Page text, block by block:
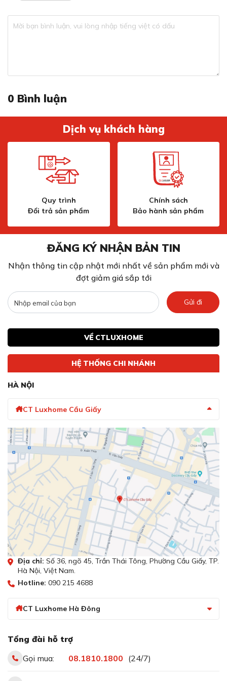
luôn sắc bén và an toàn trong quá trình nấu ăn.
0 Bình luận
Dịch vụ khách hàng
Quy trình
Đổi trả sản phẩm
Chính sách
Bảo hành sản phẩm
ĐĂNG KÝ NHẬN BẢN TIN
Nhận thông tin cập nhật mới nhất về sản phẩm mới và
đợt giảm giá sắp tới
Gửi đi
VỀ CTLUXHOME
HỆ THỐNG CHI NHÁNH
HÀ NỘI
CT Luxhome Cầu Giấy
Địa chỉ: Số 36, ngõ 45, Trần Thái Tông, Phường Cầu Giấy, TP.
Hà Nội, Việt Nam.
Hotline: 090 215 4688
CT Luxhome Hà Đông
Tổng đài hỗ trợ
Gọi mua:
08.1810.1800 (24/7)